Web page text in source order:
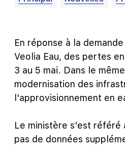
En réponse à la
Veolia Eau, des pertes
3 au 5 mai. Dans le
modernisation des
l'approvisionnement en
Le ministère s'est référé
pas de données